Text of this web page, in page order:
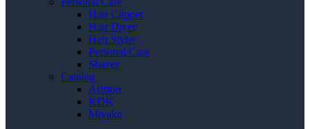
Hair Clipper
Hair Dryer
Hair Styler
Personal Care
Shaver
Catalog
Ariston
KDK
Miyako